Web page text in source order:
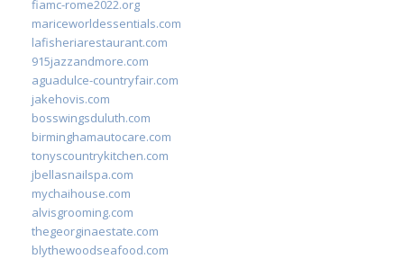
fiamc-rome2022.org
mariceworldessentials.com
lafisheriarestaurant.com
915jazzandmore.com
aguadulce-countryfair.com
jakehovis.com
bosswingsduluth.com
birminghamautocare.com
tonyscountrykitchen.com
jbellasnailspa.com
mychaihouse.com
alvisgrooming.com
thegeorginaestate.com
blythewoodseafood.com